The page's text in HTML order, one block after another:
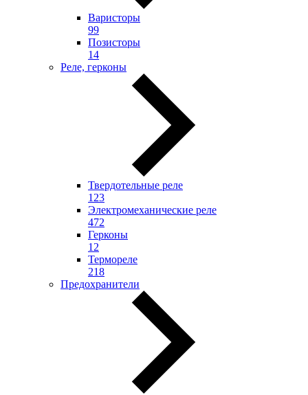
Варисторы
99
Позисторы
14
Реле, герконы
Твердотельные реле
123
Электромеханические реле
472
Герконы
12
Термореле
218
Предохранители